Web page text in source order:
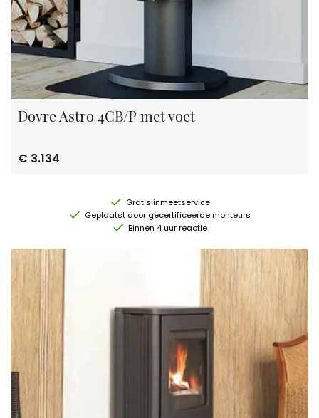
Dovre Astro 4CB/P met voet
€ 3.134
Gratis inmeetservice
Geplaatst door gecertificeerde monteurs
Binnen 4 uur reactie